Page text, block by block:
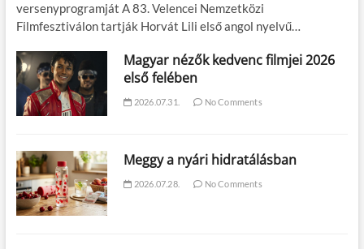
versenyprogramját A 83. Velencei Nemzetközi
Filmfesztiválon tartják Horvát Lili első angol nyelvű…
Magyar nézők kedvenc filmjei 2026
első felében
2026.07.31. No Comments
Meggy a nyári hidratálásban
2026.07.28. No Comments